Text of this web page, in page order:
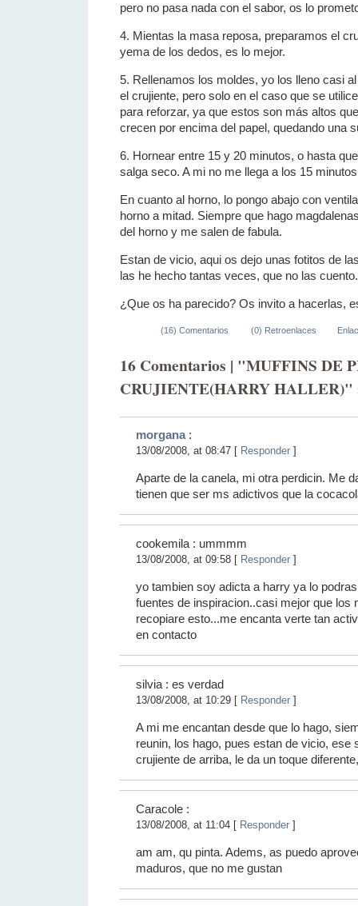
pero no pasa nada con el sabor, os lo
4. Mientas la masa reposa, preparamos el
yema de los dedos, es lo mejor.
5. Rellenamos los moldes, yo los lleno casi
el crujiente, pero solo en el caso que se
para reforzar, ya que estos son más altos
crecen por encima del papel, quedando una
6. Hornear entre 15 y 20 minutos, o hasta
salga seco. A mi no me llega a los 15
En cuanto al horno, lo pongo abajo con
horno a mitad. Siempre que hago
del horno y me salen de fabula.
Estan de vicio, aqui os dejo unas fotitos de
las he hecho tantas veces, que no las cuento.
¿Que os ha parecido? Os invito a hacerlas,
(16) Comentarios (0) Retroenlaces
16 Comentarios | "MUFFINS DE
CRUJIENTE(HARRY HALLER)"
morgana:
13/08/2008, at 08:47 [ Responder ]
Aparte de la canela, mi otra perdicin. Me
tienen que ser ms adictivos que la
cookemila : ummmm
13/08/2008, at 09:58 [ Responder ]
yo tambien soy adicta a harry ya lo
fuentes de inspiracion..casi mejor que los
recopiare esto...me encanta verte tan
en contacto
silvia : es verdad
13/08/2008, at 10:29 [ Responder ]
A mi me encantan desde que lo hago,
reunin, los hago, pues estan de vicio, ese
crujiente de arriba, le da un toque
Caracole :
13/08/2008, at 11:04 [ Responder ]
am am, qu pinta. Adems, as puedo
maduros, que no me gustan